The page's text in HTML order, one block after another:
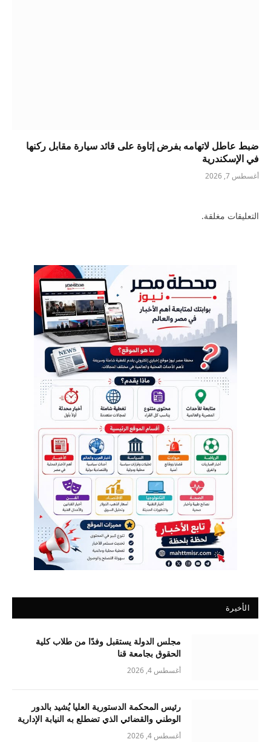
ضبط عاطل لاتهامه بفرض إتاوة على قائد سيارة مقابل ركنها
في الإسكندرية
أغسطس 7, 2026
التعليقات مغلقة.
الأخيرة
مجلس الدولة يستقبل وفدًا من طلاب كلية
الحقوق بجامعة قنا
أغسطس 4, 2026
رئيس المحكمة الدستورية العليا يُشيد بالدور
الوطني والقضائي الذي تضطلع به النيابة الإدارية
أغسطس 4, 2026